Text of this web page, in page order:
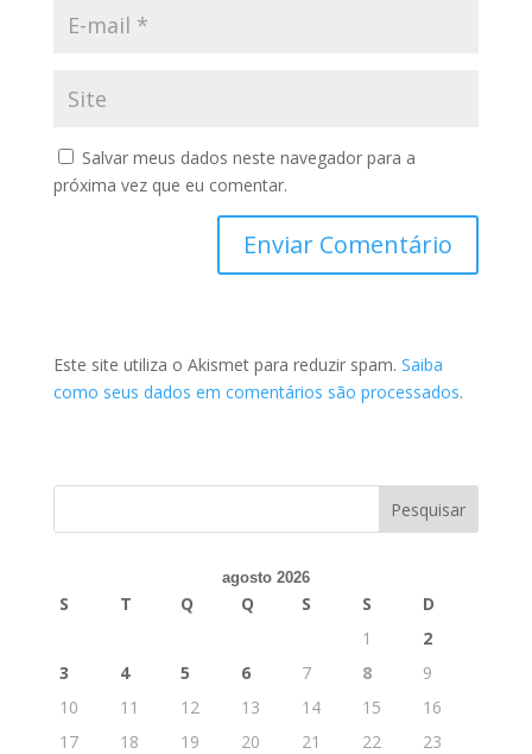
Salvar meus dados neste navegador para a
próxima vez que eu comentar.
Este site utiliza o Akismet para reduzir spam. Saiba
como seus dados em comentários são processados.
agosto 2026
S T Q Q S S
D
1
2
3
4 5 6 7 8
9
10
11 12 13 14 15
16
17
18 19 20 21 22
23